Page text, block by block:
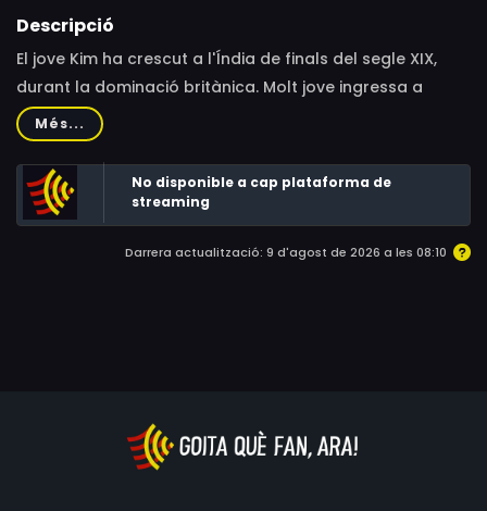
Triesault, Richard Lupino
Descripció
El jove Kim ha crescut a l'Índia de finals del segle XIX,
durant la dominació britànica. Molt jove ingressa a
l'exèrcit colonial, on treballa com a missatger del
coronel. En un dels seus encàrrecs descobreix els seus
veritables orígens i el misteri del seu naixement. A partir
d?aquí començarà a lluitar per la pau de forma
totalment incansable.
Més...
No disponible a cap plataforma de
streaming
Darrera actualització: 9 d'agost de 2026 a les 08:10